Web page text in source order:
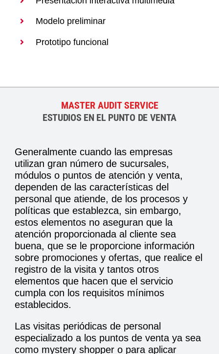
Modelo preliminar
Prototipo funcional
MASTER AUDIT SERVICE
ESTUDIOS EN EL PUNTO DE VENTA
Generalmente cuando las empresas
utilizan gran número de sucursales,
módulos o puntos de atención y venta,
dependen de las características del
personal que atiende, de los procesos y
políticas que establezca, sin embargo,
estos elementos no aseguran que la
atención proporcionada al cliente sea
buena, que se le proporcione información
sobre promociones y ofertas, que realice el
registro de la visita y tantos otros
elementos que hacen que el servicio
cumpla con los requisitos mínimos
establecidos.
Las visitas periódicas de personal
especializado a los puntos de venta ya sea
como mystery shopper o para aplicar